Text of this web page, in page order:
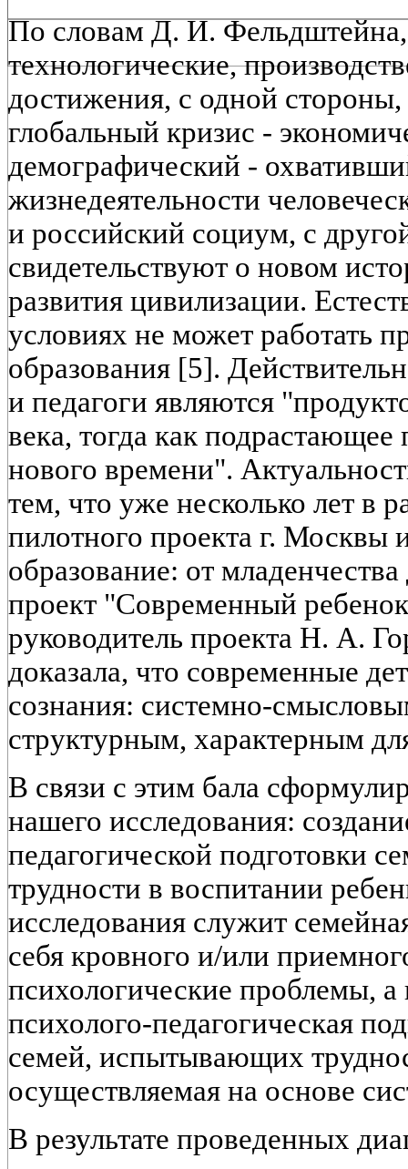
По словам Д. И.
технологические,
достижения, с одной
глобальный кризис -
демографический -
жизнедеятельности
и российский социум, с
свидетельствуют о новом
развития цивилизации.
условиях не может работать
образования [5].
и педагоги являются
века, тогда как подрастающее
нового времени".
тем, что уже несколько лет в
пилотного проекта г.
образование: от
проект "Современный
руководитель проекта Н.
доказала, что современные
сознания: системно-
структурным, характерным
В связи с этим бала
нашего исследования:
педагогической подготовки
трудности в воспитании
исследования служит
себя кровного и/или
психологические проблемы, а
психолого-педагогическая
семей, испытывающих
осуществляемая на основе
В результате проведенных